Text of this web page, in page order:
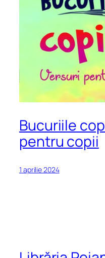
Bucuriile
pentru copii
1 aprilie 2024